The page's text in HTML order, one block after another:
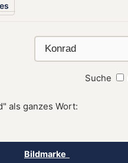
Suche
als ganzes Wort:
Bildmarke